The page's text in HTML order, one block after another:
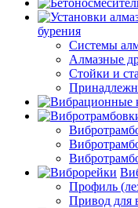
бурения
Системы
Алмазные
Стойки и
Профиль
Привод для